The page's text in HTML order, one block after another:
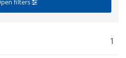
filters
1